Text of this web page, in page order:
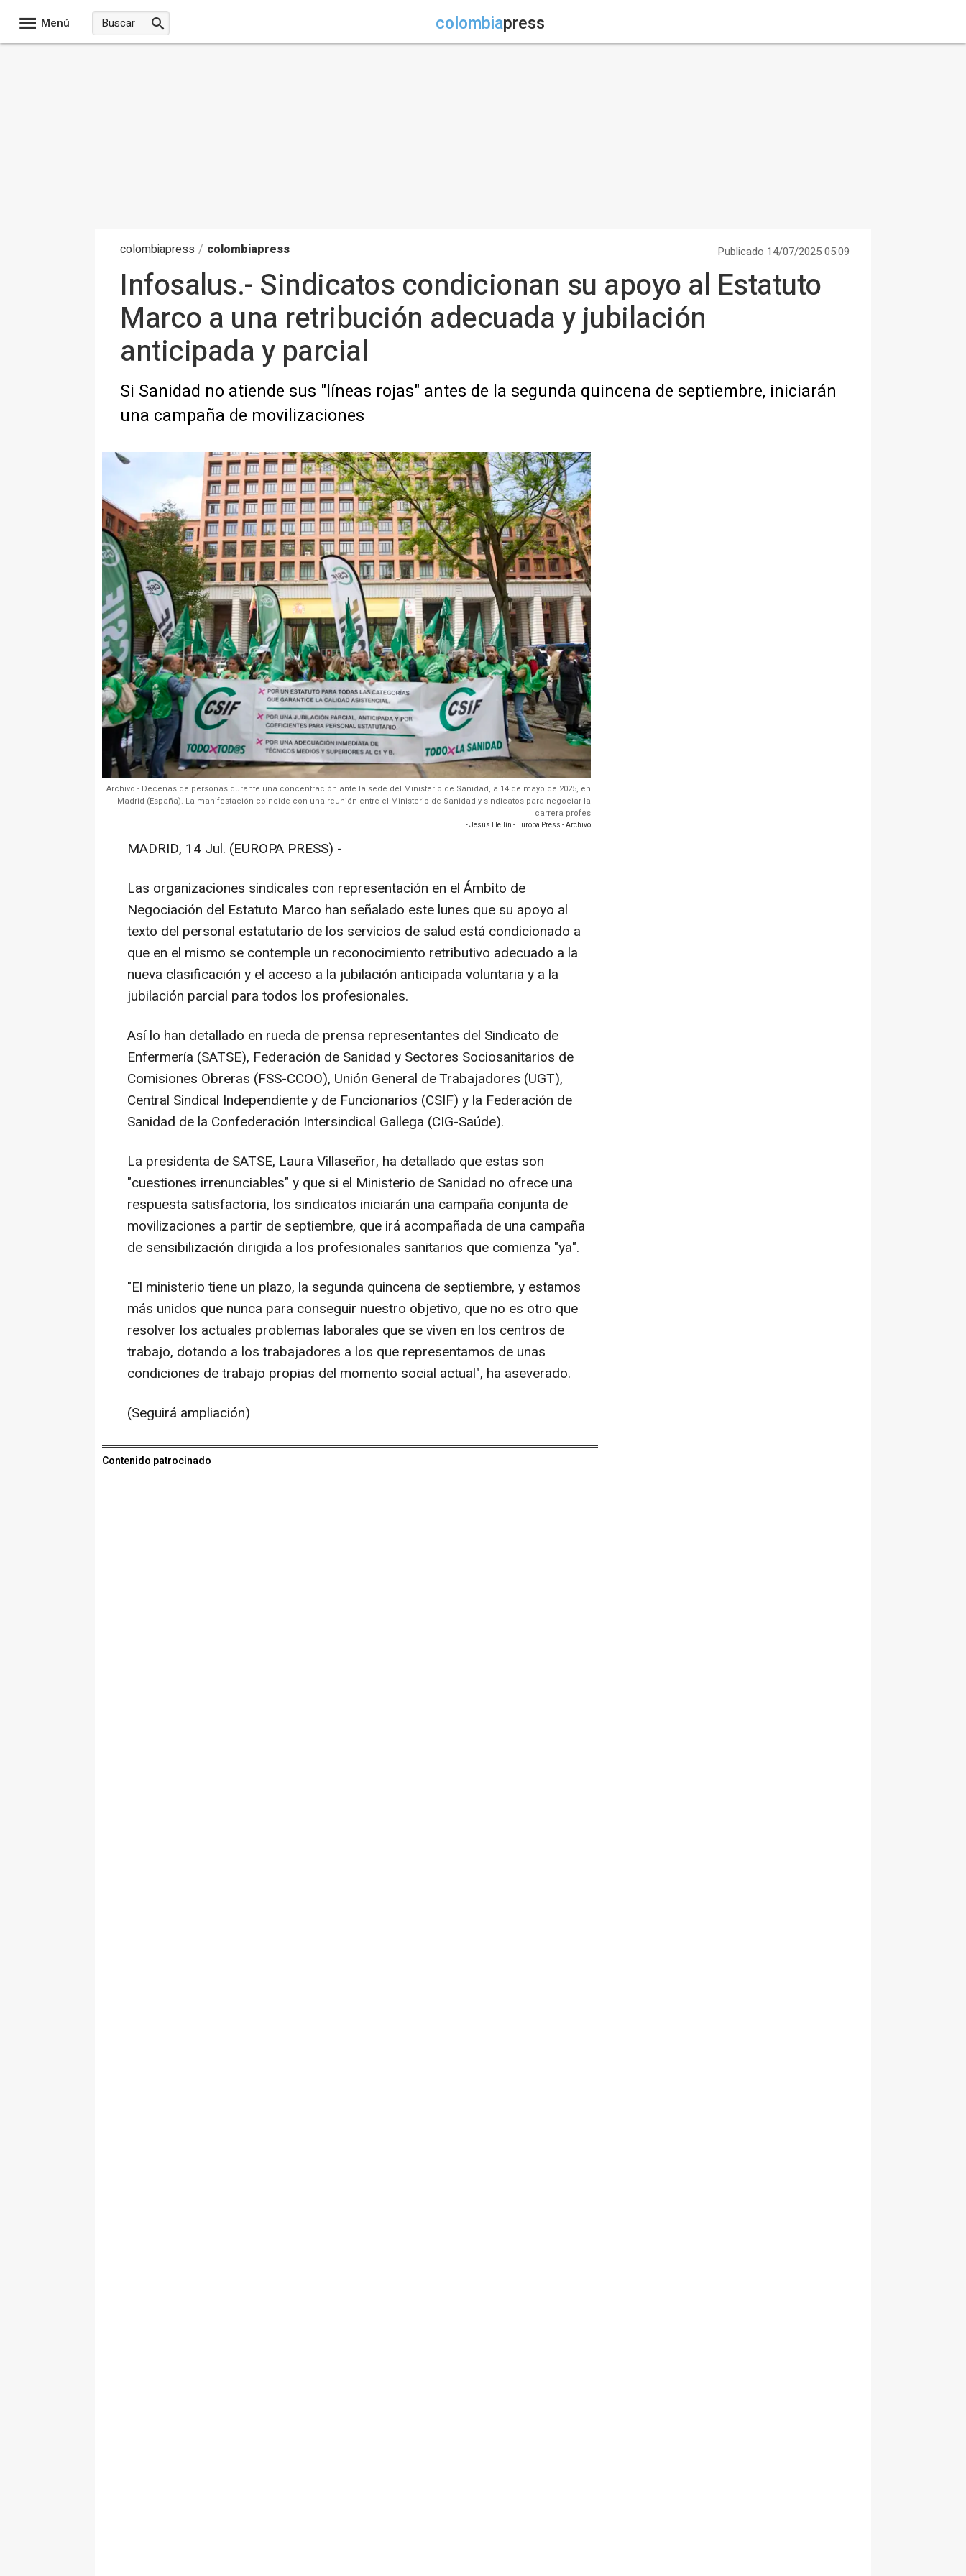
Menú colombiapress
colombiapress / colombiapress Publicado 14/07/2025 05:09
Infosalus.- Sindicatos condicionan su apoyo al Estatuto
Marco a una retribución adecuada y jubilación
anticipada y parcial
Si Sanidad no atiende sus "líneas rojas" antes de la segunda quincena de septiembre, iniciarán
una campaña de movilizaciones
Archivo - Decenas de personas durante una concentración ante la sede del Ministerio de Sanidad, a 14 de mayo de 2025, en
Madrid (España). La manifestación coincide con una reunión entre el Ministerio de Sanidad y sindicatos para negociar la
carrera profes
- Jesús Hellín - Europa Press - Archivo
MADRID, 14 Jul. (EUROPA PRESS) -
Las organizaciones sindicales con representación en el Ámbito de
Negociación del Estatuto Marco han señalado este lunes que su apoyo al
texto del personal estatutario de los servicios de salud está condicionado a
que en el mismo se contemple un reconocimiento retributivo adecuado a la
nueva clasificación y el acceso a la jubilación anticipada voluntaria y a la
jubilación parcial para todos los profesionales.
Así lo han detallado en rueda de prensa representantes del Sindicato de
Enfermería (SATSE), Federación de Sanidad y Sectores Sociosanitarios de
Comisiones Obreras (FSS-CCOO), Unión General de Trabajadores (UGT),
Central Sindical Independiente y de Funcionarios (CSIF) y la Federación de
Sanidad de la Confederación Intersindical Gallega (CIG-Saúde).
La presidenta de SATSE, Laura Villaseñor, ha detallado que estas son
"cuestiones irrenunciables" y que si el Ministerio de Sanidad no ofrece una
respuesta satisfactoria, los sindicatos iniciarán una campaña conjunta de
movilizaciones a partir de septiembre, que irá acompañada de una campaña
de sensibilización dirigida a los profesionales sanitarios que comienza "ya".
"El ministerio tiene un plazo, la segunda quincena de septiembre, y estamos
más unidos que nunca para conseguir nuestro objetivo, que no es otro que
resolver los actuales problemas laborales que se viven en los centros de
trabajo, dotando a los trabajadores a los que representamos de unas
condiciones de trabajo propias del momento social actual", ha aseverado.
(Seguirá ampliación)
Contenido patrocinado